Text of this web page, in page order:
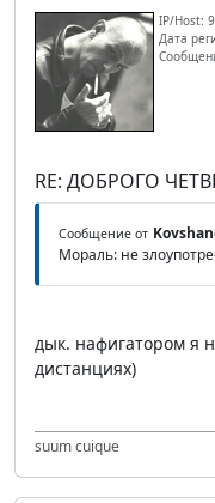
IP/Host:
Дата
RE: ДОБРОГО
Сообщение от
Мораль: не
дык. нафигатором я
дистанциях)
suum cuique